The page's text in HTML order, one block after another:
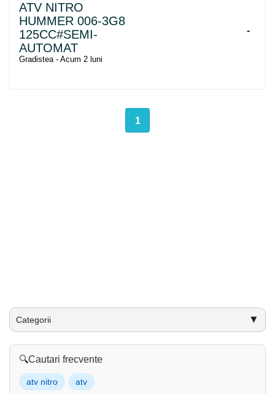
ATV NITRO
HUMMER 006-3G8
125CC#SEMI-
AUTOMAT
-
Gradistea - Acum 2 luni
1
Categorii ▼
🔍Cautari frecvente
atv nitro atv